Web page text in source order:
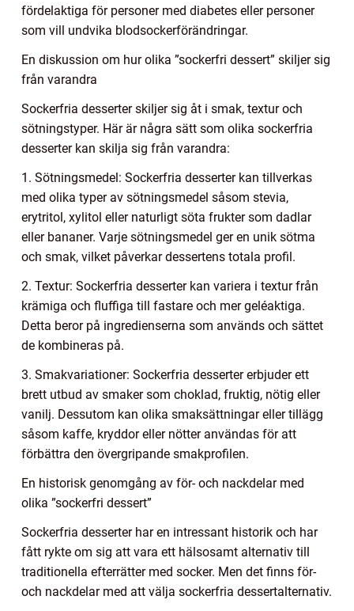
fördelaktiga för personer med diabetes eller personer
som vill undvika blodsockerförändringar.
En diskussion om hur olika ”sockerfri dessert” skiljer sig
från varandra
Sockerfria desserter skiljer sig åt i smak, textur och
sötningstyper. Här är några sätt som olika sockerfria
desserter kan skilja sig från varandra:
1. Sötningsmedel: Sockerfria desserter kan tillverkas
med olika typer av sötningsmedel såsom stevia,
erytritol, xylitol eller naturligt söta frukter som dadlar
eller bananer. Varje sötningsmedel ger en unik sötma
och smak, vilket påverkar dessertens totala profil.
2. Textur: Sockerfria desserter kan variera i textur från
krämiga och fluffiga till fastare och mer geléaktiga.
Detta beror på ingredienserna som används och sättet
de kombineras på.
3. Smakvariationer: Sockerfria desserter erbjuder ett
brett utbud av smaker som choklad, fruktig, nötig eller
vanilj. Dessutom kan olika smaksättningar eller tillägg
såsom kaffe, kryddor eller nötter användas för att
förbättra den övergripande smakprofilen.
En historisk genomgång av för- och nackdelar med
olika ”sockerfri dessert”
Sockerfria desserter har en intressant historik och har
fått rykte om sig att vara ett hälsosamt alternativ till
traditionella efterrätter med socker. Men det finns för-
och nackdelar med att välja sockerfria dessertalternativ.